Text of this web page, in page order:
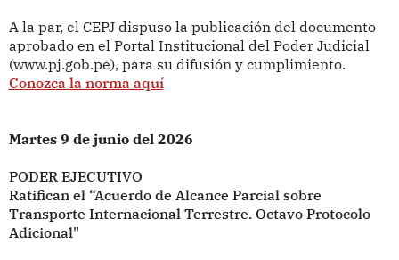
A la par, el CEPJ dispuso la publicación del documento
aprobado en el Portal Institucional del Poder Judicial
(www.pj.gob.pe), para su difusión y cumplimiento.
Conozca la norma aquí
Martes 9 de junio del 2026
PODER EJECUTIVO
Ratifican el “Acuerdo de Alcance Parcial sobre
Transporte Internacional Terrestre. Octavo Protocolo
Adicional"